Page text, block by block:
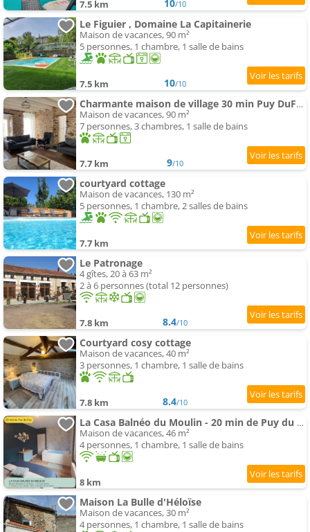
7.5 km 10/10
Le Figuier , Domaine La Capitainerie
Maison de vacances, 90 m²
5 personnes, 1 chambre, 1 salle de bains
7.5 km 10/10
Charmante maison de village 30 min Puy DuFou
Maison de vacances, 90 m²
7 personnes, 3 chambres, 1 salle de bains
7.7 km 9/10
courtyard cottage
Maison de vacances, 130 m²
5 personnes, 1 chambre, 2 salles de bains
7.7 km
Le Patronage
4 gîtes, 20 à 63 m²
2 à 6 personnes (total 12 personnes)
7.8 km 8.4/10
Courtyard cosy cottage
Maison de vacances, 40 m²
3 personnes, 1 chambre, 1 salle de bains
7.8 km 8.4/10
La Casa Balnéo du Moulin - 20 min de Puy du Fou
Maison de vacances, 46 m²
4 personnes, 1 chambre, 1 salle de bains
8 km
Maison La Bulle d'Héloïse
Maison de vacances, 30 m²
4 personnes, 1 chambre, 1 salle de bains